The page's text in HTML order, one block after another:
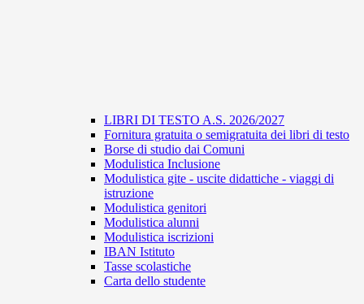
LIBRI DI TESTO A.S. 2026/2027
Fornitura gratuita o semigratuita dei libri di testo
Borse di studio dai Comuni
Modulistica Inclusione
Modulistica gite - uscite didattiche - viaggi di
istruzione
Modulistica genitori
Modulistica alunni
Modulistica iscrizioni
IBAN Istituto
Tasse scolastiche
Carta dello studente